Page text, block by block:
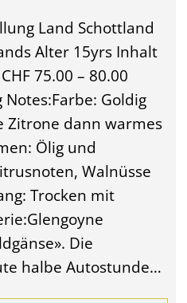
Land Schottland
Alter 15yrs Inhalt
75.00 – 80.00
Goldig
Zitrone dann warmes
Ölig und
Walnüsse
Trocken mit
Die
halbe Autostunde…